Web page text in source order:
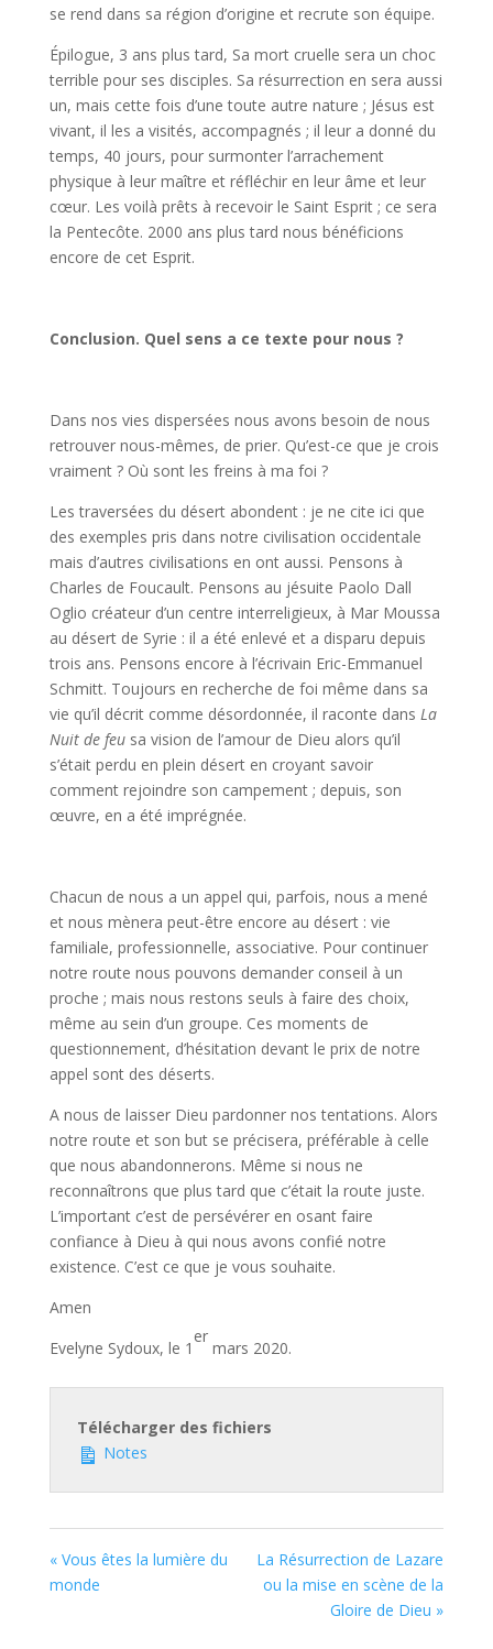
se rend dans sa région d’origine et recrute son équipe.
Épilogue, 3 ans plus tard, Sa mort cruelle sera un choc
terrible pour ses disciples. Sa résurrection en sera aussi
un, mais cette fois d’une toute autre nature ; Jésus est
vivant, il les a visités, accompagnés ; il leur a donné du
temps, 40 jours, pour surmonter l’arrachement
physique à leur maître et réfléchir en leur âme et leur
cœur. Les voilà prêts à recevoir le Saint Esprit ; ce sera
la Pentecôte. 2000 ans plus tard nous bénéficions
encore de cet Esprit.
Conclusion. Quel sens a ce texte pour nous ?
Dans nos vies dispersées nous avons besoin de nous
retrouver nous-mêmes, de prier. Qu’est-ce que je crois
vraiment ? Où sont les freins à ma foi ?
Les traversées du désert abondent : je ne cite ici que
des exemples pris dans notre civilisation occidentale
mais d’autres civilisations en ont aussi. Pensons à
Charles de Foucault. Pensons au jésuite Paolo Dall
Oglio créateur d’un centre interreligieux, à Mar Moussa
au désert de Syrie : il a été enlevé et a disparu depuis
trois ans. Pensons encore à l’écrivain Eric-Emmanuel
Schmitt. Toujours en recherche de foi même dans sa
vie qu’il décrit comme désordonnée, il raconte dans La
Nuit de feusa vision de l’amour de Dieu alors qu’il
s’était perdu en plein désert en croyant savoir
comment rejoindre son campement ; depuis, son
œuvre, en a été imprégnée.
Chacun de nous a un appel qui, parfois, nous a mené
et nous mènera peut-être encore au désert : vie
familiale, professionnelle, associative. Pour continuer
notre route nous pouvons demander conseil à un
proche ; mais nous restons seuls à faire des choix,
même au sein d’un groupe. Ces moments de
questionnement, d’hésitation devant le prix de notre
appel sont des déserts.
A nous de laisser Dieu pardonner nos tentations. Alors
notre route et son but se précisera, préférable à celle
que nous abandonnerons. Même si nous ne
reconnaîtrons que plus tard que c’était la route juste.
L’important c’est de persévérer en osant faire
confiance à Dieu à qui nous avons confié notre
existence. C’est ce que je vous souhaite.
Amen
Evelyne Sydoux, le 1
er
mars 2020.
Télécharger des fichiers
Notes
« Vous êtes la lumière du
monde
La Résurrection de Lazare
ou la mise en scène de la
Gloire de Dieu »